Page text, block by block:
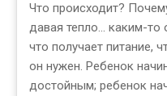
Что происходит?
давая тепло... каким-то
что получает питание,
он нужен. Ребенок
достойным; ребенок